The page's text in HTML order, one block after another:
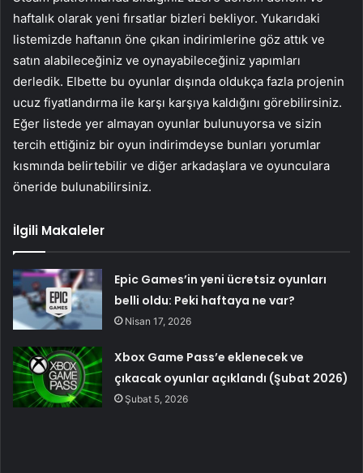
haftalık olarak yeni fırsatlar bizleri bekliyor. Yukarıdaki
listemizde haftanın öne çıkan indirimlerine göz attık ve
satın alabileceğiniz ve oynayabileceğiniz yapımları
derledik. Elbette bu oyunlar dışında oldukça fazla projenin
ucuz fiyatlandırma ile karşı karşıya kaldığını görebilirsiniz.
Eğer listede yer almayan oyunlar bulunuyorsa ve sizin
tercih ettiğiniz bir oyun indirimdeyse bunları yorumlar
kısmında belirtebilir ve diğer arkadaşlara ve oyunculara
öneride bulunabilirsiniz.
İlgili Makaleler
Epic Games’in yeni ücretsiz oyunları
belli oldu: Peki haftaya ne var?
Nisan 17, 2026
Xbox Game Pass’e eklenecek ve
çıkacak oyunlar açıklandı (Şubat 2026)
Şubat 5, 2026